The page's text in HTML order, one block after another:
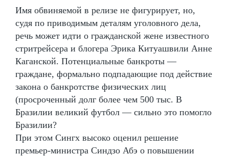
Имя обвиняемой в релизе не фигурирует, но,
судя по приводимым деталям уголовного дела,
речь может идти о гражданской жене известного
стритрейсера и блогера Эрика Китуашвили Анне
Каганской. Потенциальные банкроты —
граждане, формально подпадающие под действие
закона о банкротстве физических лиц
(просроченный долг более чем 500 тыс. В
Бразилии великий футбол — сильно это помогло
Бразилии?
При этом Сингх высоко оценил решение
премьер-министра Синдзо Абэ о повышении